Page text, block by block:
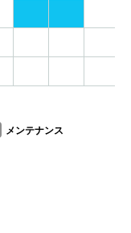
メンテナンス